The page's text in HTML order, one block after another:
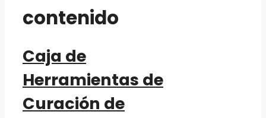
contenido
Caja de
Herramientas de
Curación de